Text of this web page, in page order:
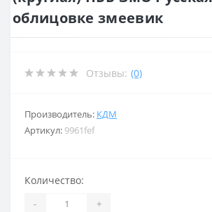
облицовке змеевик
Отзывы: (0)
Производитель: КДМ
Артикул: 9961fef
Количество:
- +